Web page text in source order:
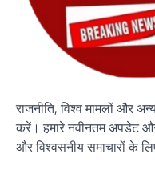
राजनीति, विश्व मामलों और
करें। हमारे नवीनतम अपडेट
और विश्वसनीय समाचारों के